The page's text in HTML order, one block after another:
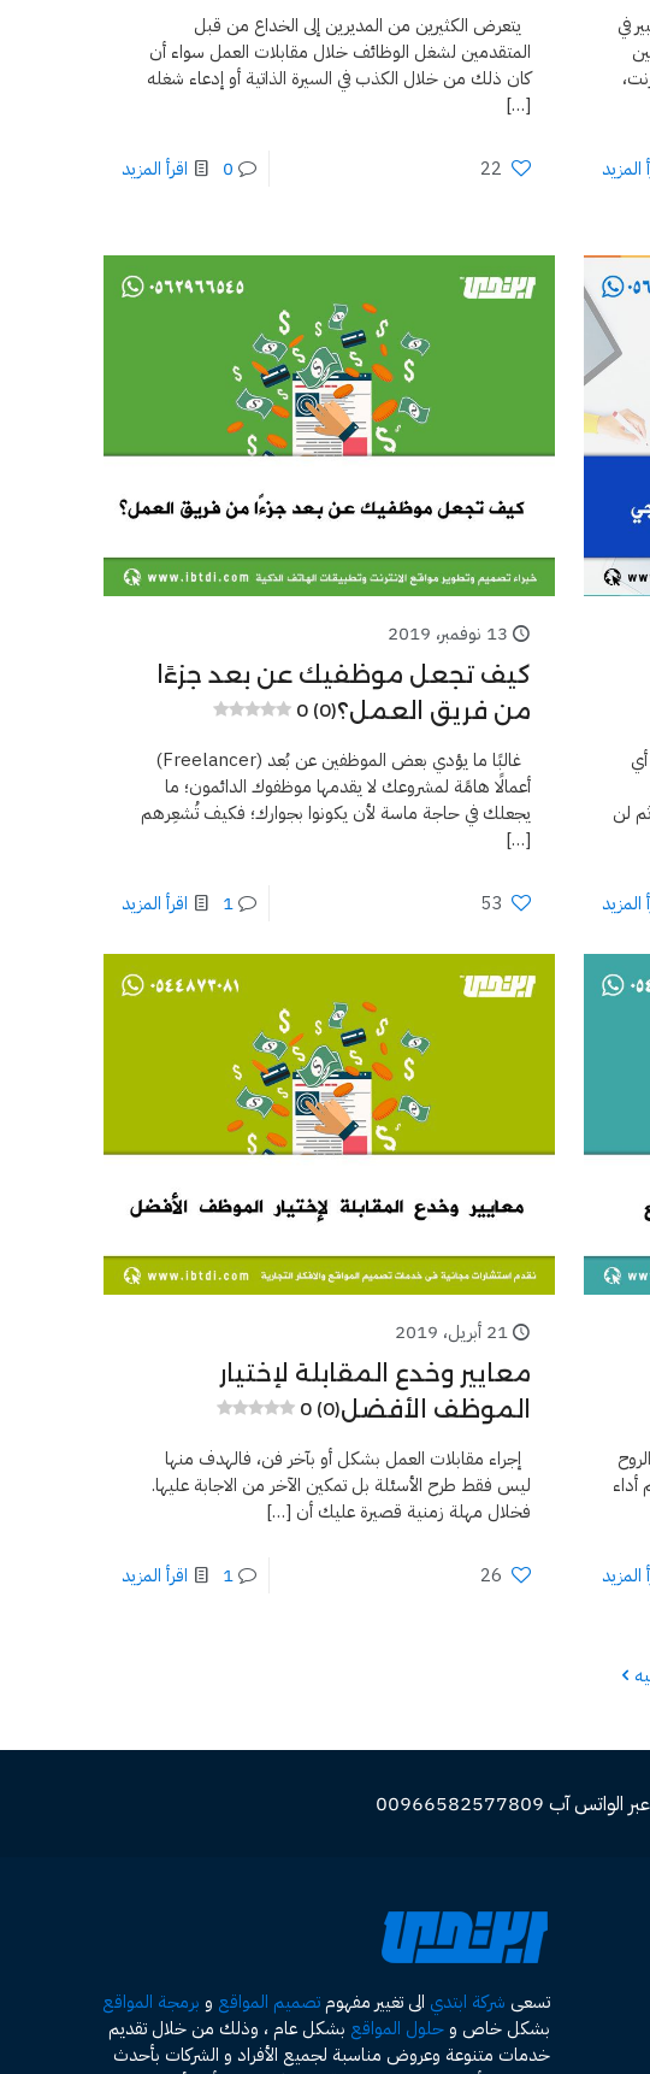
في
المزيد
يتعرض الكثيرين من المديرين إلى الخداع من قبل
المتقدمين لشغل الوظائف خلال مقابلات العمل سواء أن
كان ذلك من خلال الكذب في السيرة الذاتية أو إدعاء شغله
[…]
22
0 اقرأ المزيد
لن
المزيد
13 نوفمبر، 2019
كيف تجعل موظفيك عن بعد جزءًا
من فريق العمل؟0 (0)
غالبًا ما يؤدي بعض الموظفين عن بُعد (Freelancer)
أعمالًا هامًة لمشروعك لا يقدمها موظفوك الدائمون؛ ما
يجعلك في حاجة ماسة لأن يكونوا بجوارك؛ فكيف تُشعِرهم
[…]
53
1 اقرأ المزيد
المزيد
21 أبريل، 2019
معايير وخدع المقابلة لإختيار
الموظف الأفضل0 (0)
إجراء مقابلات العمل بشكل أو بآخر فن، فالهدف منها
ليس فقط طرح الأسئلة بل تمكين الآخر من الاجابة عليها.
فخلال مهلة زمنية قصيرة عليك أن […]
26
1 اقرأ المزيد
تسعى شركة ابتدي الى تغيير مفهومتصميم المواقع و برمجة المواقع
بشكل خاص وحلول المواقع بشكل عام ، وذلك من خلال تقديم
خدمات متنوعة وعروض مناسبة لجميع الأفراد و الشركات بأحدث